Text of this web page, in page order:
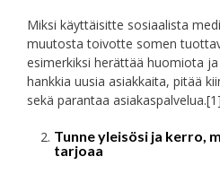
Miksi käyttäisitte sosiaalista
muutosta toivotte somen
esimerkiksi herättää huomiota
hankkia uusia asiakkaita, pitää
sekä parantaa asiakaspalvelua.[1]
Tunne yleisösi ja kerro,
tarjoaa